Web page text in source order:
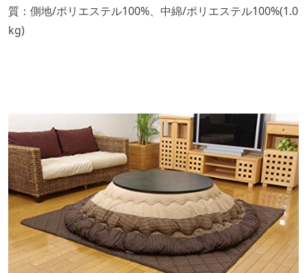
質：側地/ポリエステル100%、中綿/ポリエステル100%(1.0
kg)